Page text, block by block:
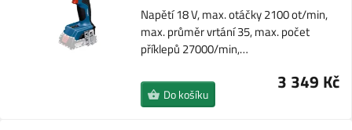
Napětí 18 V, max. otáčky 2100 ot/min,
max. průměr vrtání 35, max. počet
příklepů 27000/min,…
3 349 Kč
Do košíku